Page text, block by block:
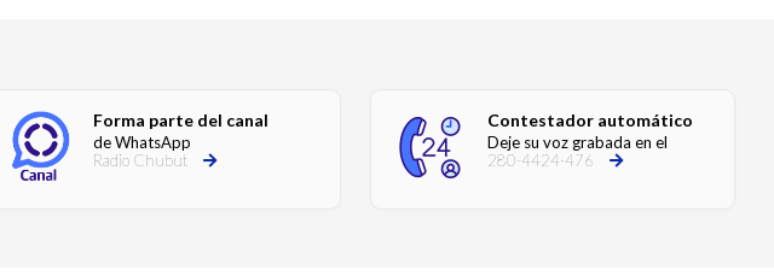
Forma parte del canal
de WhatsApp
Radio Chubut
Contestador automático
Deje su voz grabada en el
280-4424-476